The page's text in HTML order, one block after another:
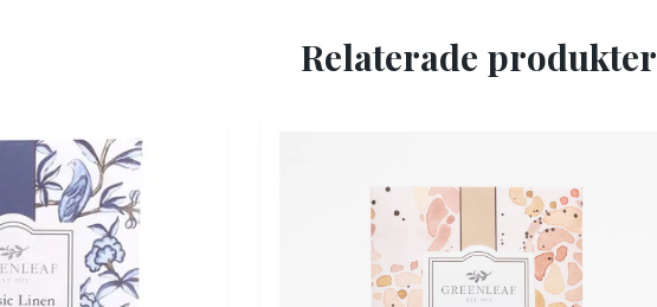
Relaterade produkter